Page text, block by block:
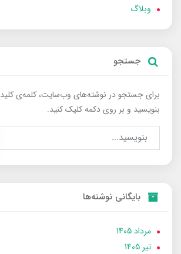
وبلاگ
جستجو
برای جستجو در نوشته‌های وب‌سایت، کلمه‌ی
بنویسید و بر روی دکمه کلیک کنید.
بایگانی نوشته‌ها
مرداد 1405
تير 1405